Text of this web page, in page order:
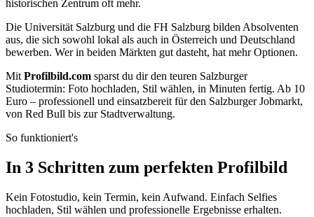
historischen Zentrum oft mehr.
Die Universität Salzburg und die FH Salzburg bilden Absolventen
aus, die sich sowohl lokal als auch in Österreich und Deutschland
bewerben. Wer in beiden Märkten gut dasteht, hat mehr Optionen.
Mit Profilbild.com sparst du dir den teuren Salzburger
Studiotermin: Foto hochladen, Stil wählen, in Minuten fertig. Ab 10
Euro – professionell und einsatzbereit für den Salzburger Jobmarkt,
von Red Bull bis zur Stadtverwaltung.
So funktioniert's
In 3 Schritten zum perfekten Profilbild
Kein Fotostudio, kein Termin, kein Aufwand. Einfach Selfies
hochladen, Stil wählen und professionelle Ergebnisse erhalten.